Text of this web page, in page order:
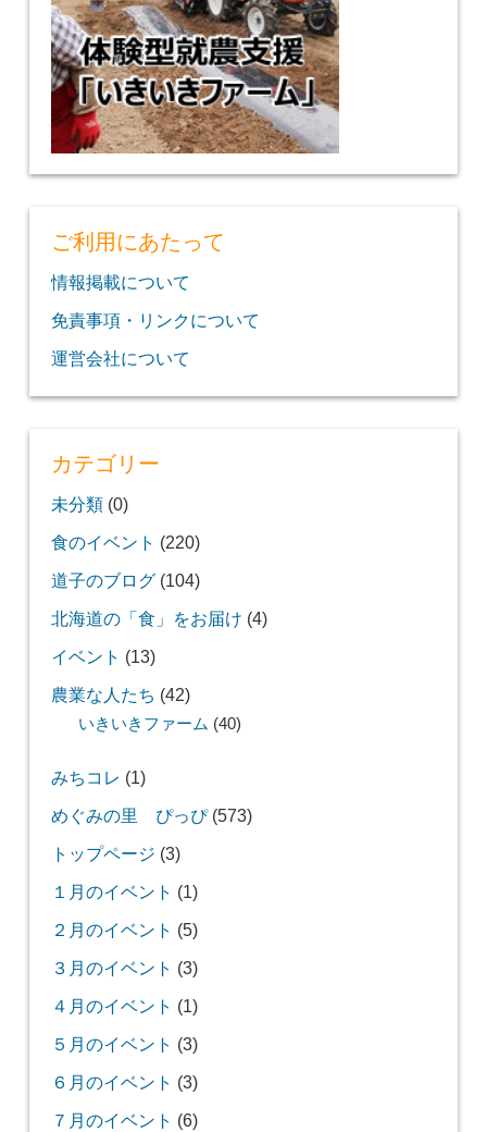
ご利用にあたって
情報掲載について
免責事項・リンクについて
運営会社について
カテゴリー
未分類(0)
食のイベント (220)
道子のブログ(104)
北海道の「食」をお届け (4)
イベント (13)
農業な人たち (42)
いきいきファーム (40)
みちコレ (1)
めぐみの里 ぴっぴ(573)
トップページ (3)
１月のイベント (1)
２月のイベント (5)
３月のイベント (3)
４月のイベント (1)
５月のイベント (3)
６月のイベント (3)
７月のイベント (6)